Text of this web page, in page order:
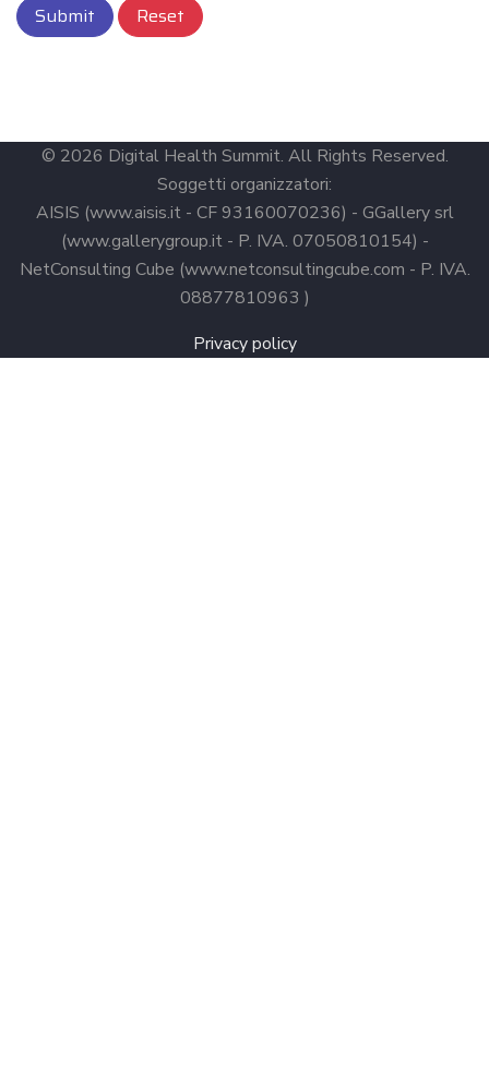
Submit Reset
© 2026 Digital Health Summit. All Rights Reserved.
Soggetti organizzatori:
AISIS (www.aisis.it - CF 93160070236) - GGallery srl
(www.gallerygroup.it - P. IVA. 07050810154) -
NetConsulting Cube (www.netconsultingcube.com - P. IVA.
08877810963 )
Privacy policy